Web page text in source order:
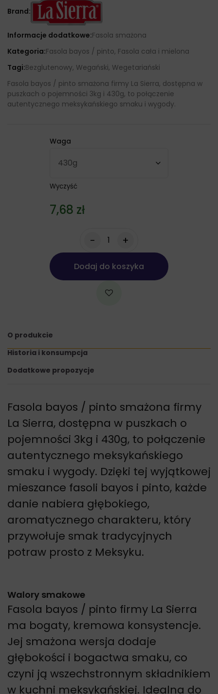
7,68 zł
57,43 zł
Brand:
Informacje dodatkowe:Fasola smażona
Kategoria:Fasola bayos / pinto, Fasola cała i mielona
Tagi:Bezglutenowy, Wegański, Wegetariański
Fasola bayos / pinto smażona firmy La Sierra, dostępna w
puszkach o pojemności 3kg i 430g, to połączenie
autentycznego meksykańskiego smaku i wygody.
Waga
Wyczyść
7,68 zł
- +
Dodaj do koszyka
O produkcie
Historia i konsumpcja
Dodatkowe propozycje
Fasola bayos / pinto smażona firmy
La Sierra, dostępna w puszkach o
pojemności 3kg i 430g, to połączenie
autentycznego meksykańskiego
smaku i wygody. Dzięki tej wyjątkowej
mieszance fasoli bayos i pinto, każde
danie nabiera głębokiego,
aromatycznego charakteru, który
przywołuje smak tradycyjnych
potraw prosto z Meksyku.
Walory smakowe
Fasola bayos / pinto firmy La Sierra
ma bogaty, kremowa konsystencje.
Jej smażona wersja dodaje
głębokości i bogactwa smaku, co
czyni ją wszechstronnym składnikiem
w kuchni meksykańskiej. Idealna do